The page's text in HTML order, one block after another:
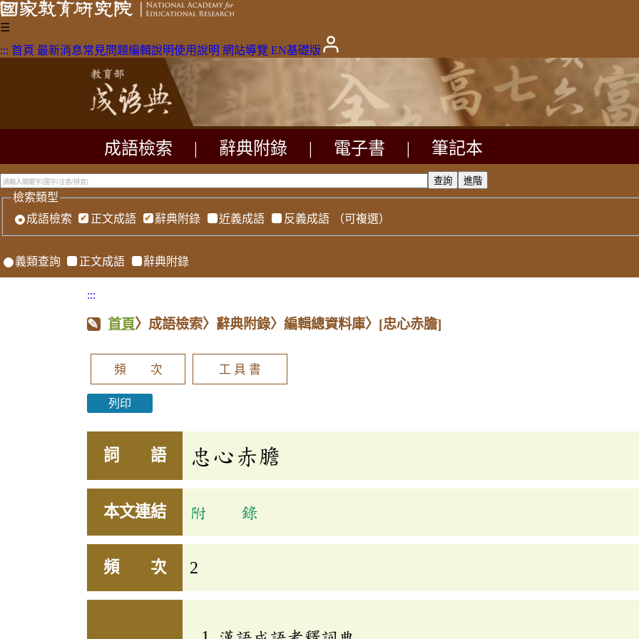
☰
::: 首頁 最新消息常見問題編輯說明使用說明 網站導覽 EN基礎版
成語檢索 辭典附錄 電子書 筆記本
檢索類型
成語檢索
正文成語 辭典附錄 近義成語 反義成語 （可複選）
義類查詢 正文成語 辭典附錄
:::
首頁〉成語檢索〉辭典附錄〉編輯總資料庫〉 [忠心赤膽]
頻 次 工 具 書
列印
詞 語 忠心赤膽
本文連結 附 錄
頻 次 2